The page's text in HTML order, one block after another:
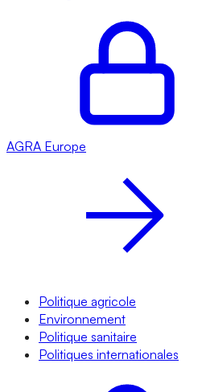
AGRA Europe
Politique agricole
Environnement
Politique sanitaire
Politiques internationales